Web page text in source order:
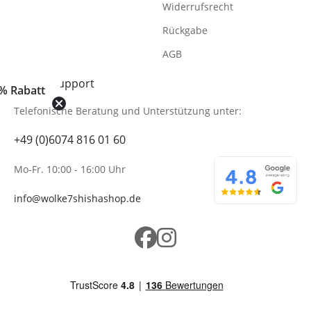
Rabatt
Hilfe & Support
Telefonische Beratung und Unterstützung unter:
+49 (0)6074 816 01 60
Mo-Fr. 10:00 - 16:00 Uhr
info@wolke7shishashop.de
Widerrufsrecht
Rückgabe
AGB